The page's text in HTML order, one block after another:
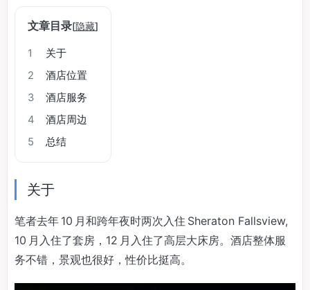
文章目录[隐藏]
1
关于
2
酒店位置
3
酒店服务
4
酒店周边
5
总结
关于
笔者去年 10 月和跨年夜时两次入住 Sheraton Fallsview,
10 月入住了套房，12 月入住了高层大床房。酒店整体服
务不错，景观也很好，性价比挺高。